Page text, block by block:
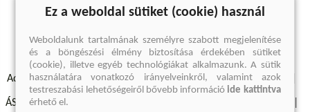
A keresett kifejezésre nincs találat
Adatvédelmi szabályzatok Elállási felmondási nyilatkozat
ÁSZF - Vásárlási feltételek
Ez a weboldal sütiket (cookie) használ
Weboldalunk tartalmának személyre szabott megjelenítése
és a böngészési élmény biztosítása érdekében sütiket
(cookie), illetve egyéb technológiákat alkalmazunk. A sütik
használatára vonatkozó irányelveinkről, valamint azok
testreszabási lehetőségeiről bővebb információide kattintva
érhető el.